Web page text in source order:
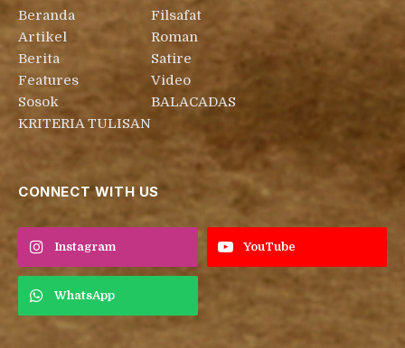
Beranda
Artikel
Berita
Features
Sosok
KRITERIA TULISAN
Filsafat
Roman
Satire
Video
BALACADAS
CONNECT WITH US
Instagram YouTube
WhatsApp